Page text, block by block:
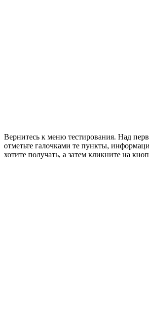
Вернитесь к меню тестирования. Над
отметьте галочками те пункты,
хотите получать, а затем кликните на